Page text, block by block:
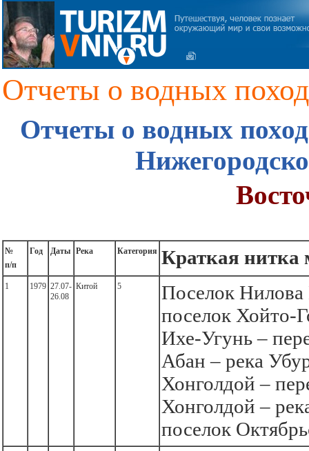
Отчеты о водных
Отчеты о водных
№
п/п
Год Даты Река Категория Краткая нитка
1 1979 27.07-
26.08
Китой 5
Поселок
поселок Хойто-
Ихе-Угунь –
Абан – река
Хонголдой –
Хонголдой –
поселок